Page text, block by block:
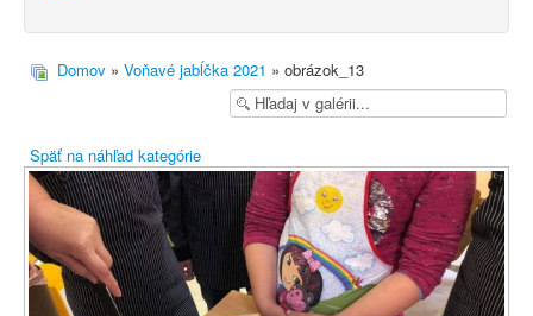
Domov » Voňavé jabĺčka 2021 » obrázok_13
Späť na náhľad kategórie